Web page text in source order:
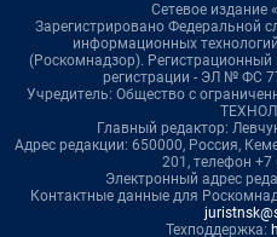
Сетевое издание
Зарегистрировано Федеральной
информационных
(Роскомнадзор).
регистрации - ЭЛ № ФС
Учредитель: Общество с
Главный редактор:
Адрес редакции: 650000, Россия,
201, телефон +7
Электронный адрес
Контактные данные для
Техподдержка: